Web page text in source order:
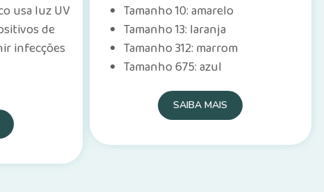
usa luz UV
de
infecções
Tamanho 10: amarelo
Tamanho 13: laranja
Tamanho 312: marrom
Tamanho 675: azul
SAIBA MAIS